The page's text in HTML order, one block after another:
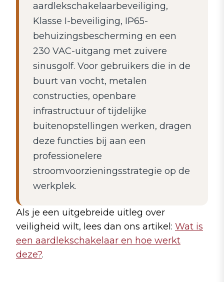
aardlekschakelaarbeveiliging,
Klasse I-beveiliging, IP65-
behuizingsbescherming en een
230 VAC-uitgang met zuivere
sinusgolf. Voor gebruikers die in de
buurt van vocht, metalen
constructies, openbare
infrastructuur of tijdelijke
buitenopstellingen werken, dragen
deze functies bij aan een
professionelere
stroomvoorzieningsstrategie op de
werkplek.
Als je een uitgebreide uitleg over
veiligheid wilt, lees dan ons artikel: Wat is
een aardlekschakelaar en hoe werkt
deze?.